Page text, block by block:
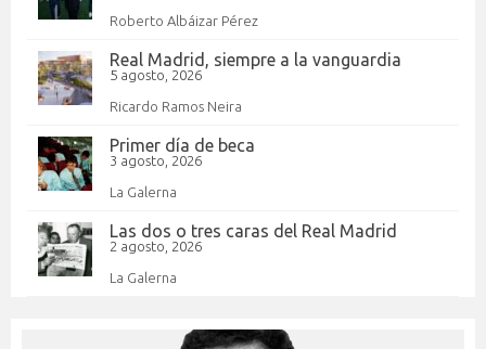
Roberto Albáizar Pérez
Real Madrid, siempre a la vanguardia
5 agosto, 2026
Ricardo Ramos Neira
Primer día de beca
3 agosto, 2026
La Galerna
Las dos o tres caras del Real Madrid
2 agosto, 2026
La Galerna